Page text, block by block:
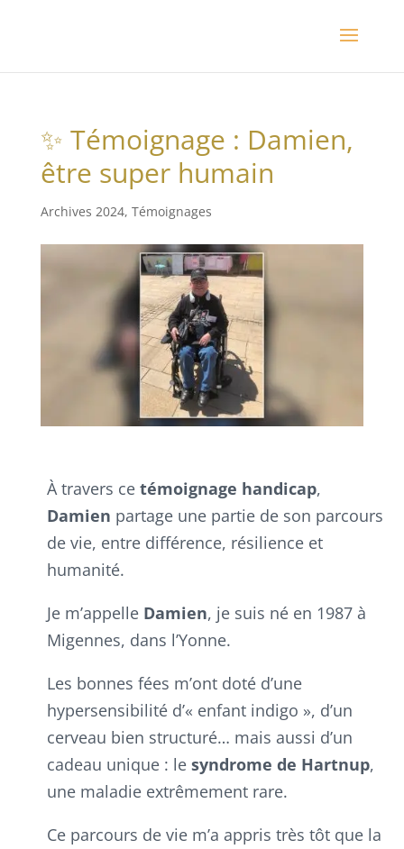
✨ Témoignage : Damien,
être super humain
Archives 2024, Témoignages
À travers ce témoignage handicap,
Damien partage une partie de son parcours
de vie, entre différence, résilience et
humanité.
Je m’appelle Damien, je suis né en 1987 à
Migennes, dans l’Yonne.
Les bonnes fées m’ont doté d’une
hypersensibilité d’« enfant indigo », d’un
cerveau bien structuré… mais aussi d’un
cadeau unique : le syndrome de Hartnup,
une maladie extrêmement rare.
Ce parcours de vie m’a appris très tôt que la